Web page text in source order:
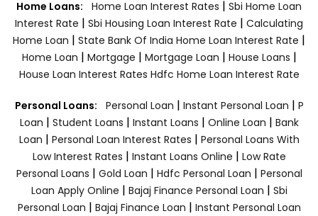
Home Loans: Home Loan Interest Rates | Sbi Home Loan
Interest Rate | Sbi Housing Loan Interest Rate | Calculating
Home Loan | State Bank Of India Home Loan Interest Rate |
Home Loan | Mortgage | Mortgage Loan | House Loans |
House Loan Interest Rates Hdfc Home Loan Interest Rate
Personal Loans: Personal Loan | Instant Personal Loan | P
Loan | Student Loans | Instant Loans | Online Loan | Bank
Loan | Personal Loan Interest Rates | Personal Loans With
Low Interest Rates | Instant Loans Online | Low Rate
Personal Loans | Gold Loan | Hdfc Personal Loan | Personal
Loan Apply Online | Bajaj Finance Personal Loan | Sbi
Personal Loan | Bajaj Finance Loan | Instant Personal Loan